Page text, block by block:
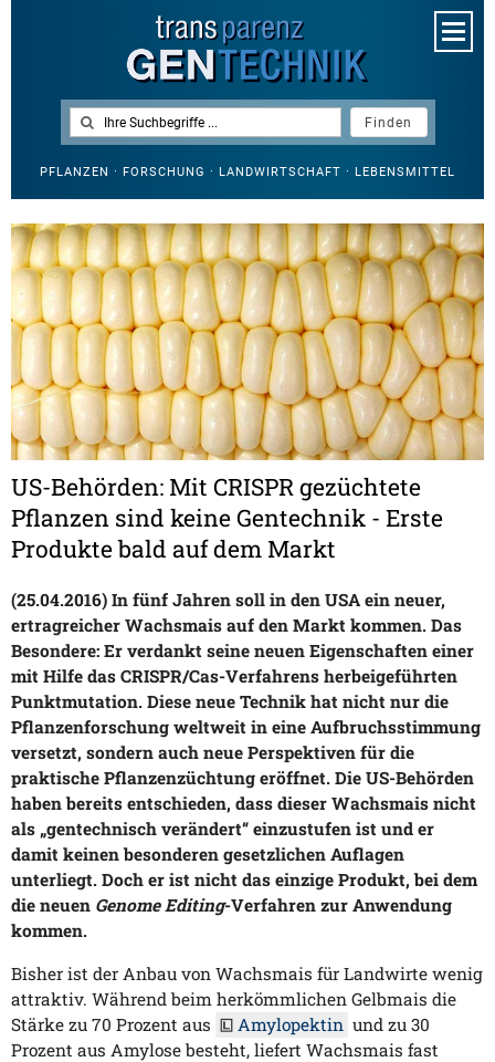
PFLANZEN · FORSCHUNG · LANDWIRTSCHAFT · LEBENSMITTEL
US-Behörden: Mit CRISPR gezüchtete
Pflanzen sind keine Gentechnik - Erste
Produkte bald auf dem Markt
(25.04.2016) In fünf Jahren soll in den USA ein neuer,
ertragreicher Wachsmais auf den Markt kommen. Das
Besondere: Er verdankt seine neuen Eigenschaften einer
mit Hilfe das CRISPR/Cas-Verfahrens herbeigeführten
Punktmutation. Diese neue Technik hat nicht nur die
Pflanzenforschung weltweit in eine Aufbruchsstimmung
versetzt, sondern auch neue Perspektiven für die
praktische Pflanzenzüchtung eröffnet. Die US-Behörden
haben bereits entschieden, dass dieser Wachsmais nicht
als „gentechnisch verändert“ einzustufen ist und er
damit keinen besonderen gesetzlichen Auflagen
unterliegt. Doch er ist nicht das einzige Produkt, bei dem
die neuen Genome Editing-Verfahren zur Anwendung
kommen.
Bisher ist der Anbau von Wachsmais für Landwirte wenig
attraktiv. Während beim herkömmlichen Gelbmais die
Stärke zu 70 Prozent aus
Amylopektin und zu 30
Prozent aus Amylose besteht, liefert Wachsmais fast